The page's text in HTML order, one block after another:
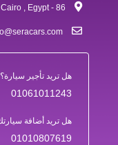
هل تريد تأجير سيارة؟
01061011243
هل تريد أضافة
01010807619